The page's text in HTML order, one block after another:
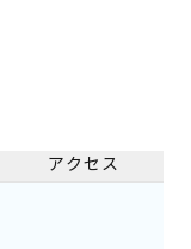
アクセス